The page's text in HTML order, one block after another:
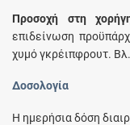
Προσοχή στη
επιδείνωση
χυμό γκρέιπφρουτ.
Δοσολογία
Η ημερήσια δόση